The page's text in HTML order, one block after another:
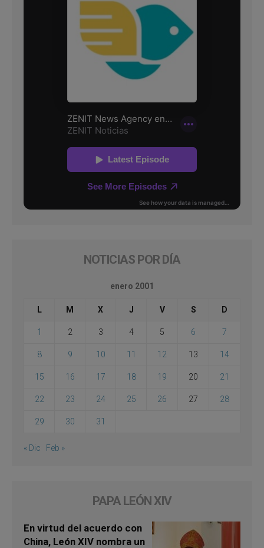
NOTICIAS POR DÍA
enero 2001
L M X J V S D
1 2 3 4 5 6 7
8 9 10 11 12 13 14
15 16 17 18 19 20 21
22 23 24 25 26 27 28
29 30 31
« Dic Feb »
PAPA LEÓN XIV
En virtud del acuerdo con
China, León XIV nombra un